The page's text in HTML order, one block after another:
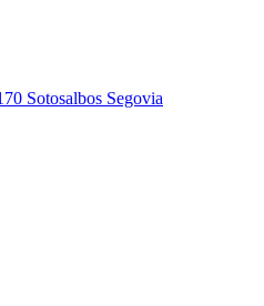
Sotosalbos Segovia